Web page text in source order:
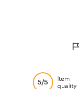
5/5
Item
quality